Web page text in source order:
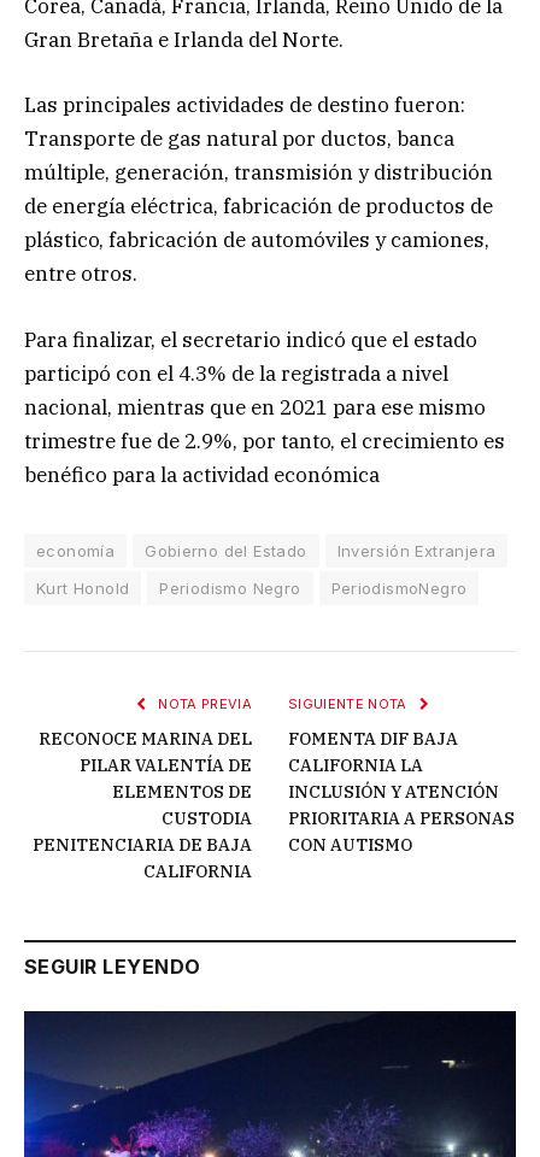
Corea, Canadá, Francia, Irlanda, Reino Unido de la
Gran Bretaña e Irlanda del Norte.
Las principales actividades de destino fueron:
Transporte de gas natural por ductos, banca
múltiple, generación, transmisión y distribución
de energía eléctrica, fabricación de productos de
plástico, fabricación de automóviles y camiones,
entre otros.
Para finalizar, el secretario indicó que el estado
participó con el 4.3% de la registrada a nivel
nacional, mientras que en 2021 para ese mismo
trimestre fue de 2.9%, por tanto, el crecimiento es
benéfico para la actividad económica
economía Gobierno del Estado
Inversión Extranjera
Kurt Honold
Periodismo Negro PeriodismoNegro
NOTA PREVIA
RECONOCE MARINA DEL
PILAR VALENTÍA DE
ELEMENTOS DE
CUSTODIA
PENITENCIARIA DE BAJA
CALIFORNIA
SIGUIENTE NOTA
FOMENTA DIF BAJA
CALIFORNIA LA
INCLUSIÓN Y ATENCIÓN
PRIORITARIA A PERSONAS
CON AUTISMO
SEGUIR LEYENDO